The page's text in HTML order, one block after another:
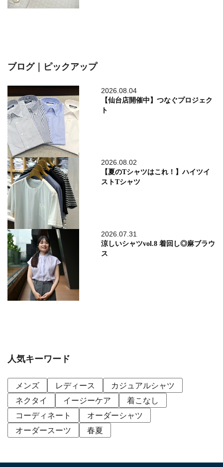
ブログ｜ピックアップ
2026.08.04
【仙台店開催中】つなぐプロジェク
ト
2026.08.02
【夏のTシャツはこれ！】ハイツイ
ストTシャツ
2026.07.31
涼しいシャツvol.8 着回し◎麻ブラウ
ス
人気キーワード
メンズ レディース
カジュアルシャツ
ネクタイ
イージーケア
着こなし
コーディネート
オーダーシャツ
オーダースーツ
春夏